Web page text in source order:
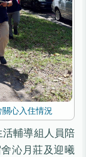
心入住情況
輔導組人員陪
沁月莊及迎曦